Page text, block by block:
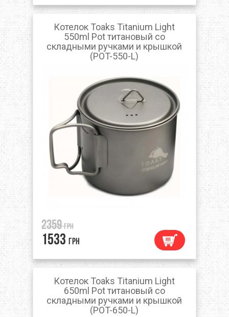
Котелок Toaks Titanium Light
550ml Pot титановый со
складными ручками и крышкой
(POT-550-L)
2359 грн
1533 грн
Котелок Toaks Titanium Light
650ml Pot титановый со
складными ручками и крышкой
(POT-650-L)